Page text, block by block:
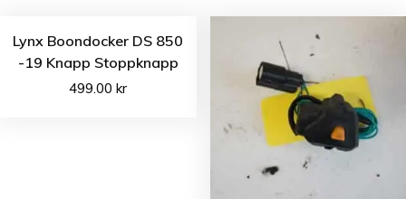
Lynx Boondocker DS 850
-19 Knapp Stoppknapp
499.00kr